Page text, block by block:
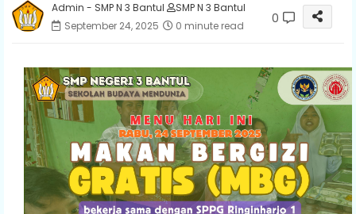
Admin - SMP N 3 Bantul
SMP N 3 Bantul
September 24, 2025
0 minute read 0